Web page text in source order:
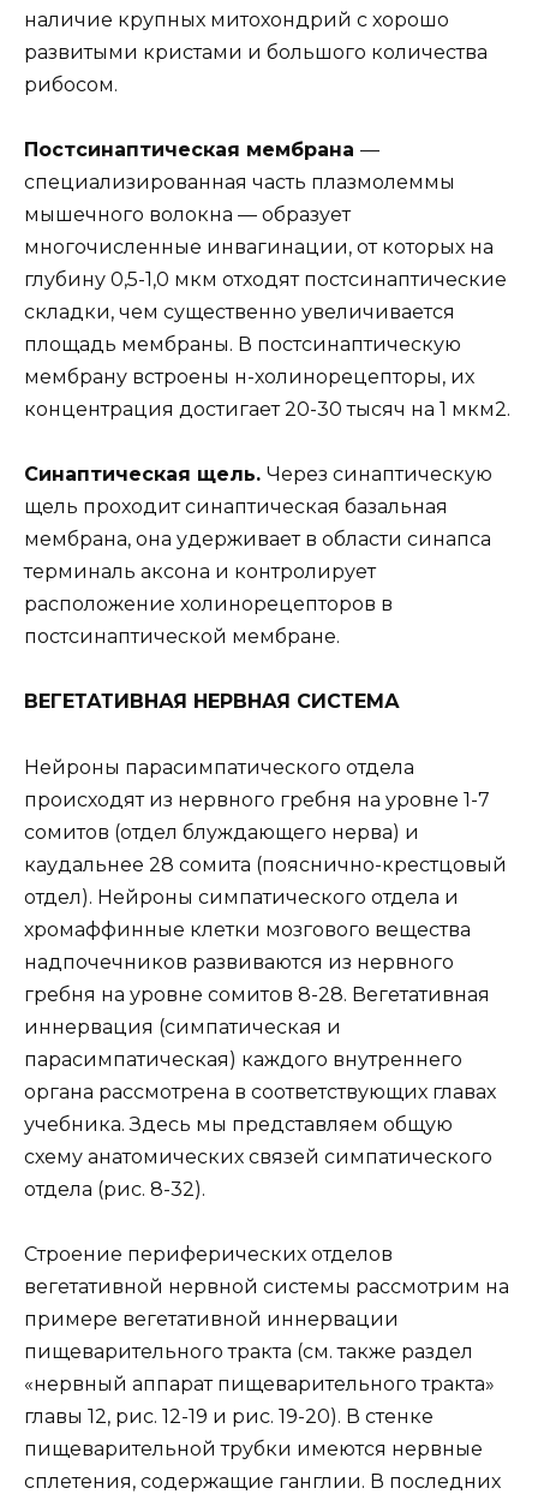
наличие крупных митохондрий с хорошо
развитыми кристами и большого количества
рибосом.
Постсинаптическая мембрана —
специализированная часть плазмолеммы
мышечного волокна — образует
многочисленные инвагинации, от которых на
глубину 0,5-1,0 мкм отходят постсинаптические
складки, чем существенно увеличивается
площадь мембраны. В постсинаптическую
мембрану встроены н-холинорецепторы, их
концентрация достигает 20-30 тысяч на 1 мкм2.
Синаптическая щель. Через синаптическую
щель проходит синаптическая базальная
мембрана, она удерживает в области синапса
терминаль аксона и контролирует
расположение холинорецепторов в
постсинаптической мембране.
ВЕГЕТАТИВНАЯ НЕРВНАЯ СИСТЕМА
Нейроны парасимпатического отдела
происходят из нервного гребня на уровне 1-7
сомитов (отдел блуждающего нерва) и
каудальнее 28 сомита (пояснично-крестцовый
отдел). Нейроны симпатического отдела и
хромаффинные клетки мозгового вещества
надпочечников развиваются из нервного
гребня на уровне сомитов 8-28. Вегетативная
иннервация (симпатическая и
парасимпатическая) каждого внутреннего
органа рассмотрена в соответствующих главах
учебника. Здесь мы представляем общую
схему анатомических связей симпатического
отдела (рис. 8-32).
Строение периферических отделов
вегетативной нервной системы рассмотрим на
примере вегетативной иннервации
пищеварительного тракта (см. также раздел
«нервный аппарат пищеварительного тракта»
главы 12, рис. 12-19 и рис. 19-20). В стенке
пищеварительной трубки имеются нервные
сплетения, содержащие ганглии. В последних